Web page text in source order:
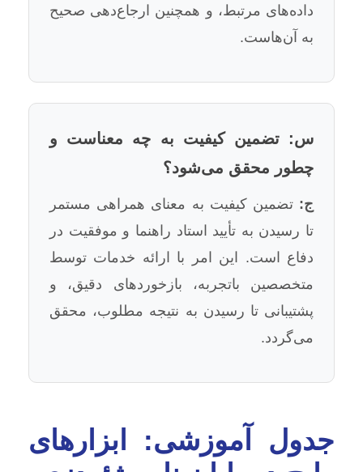
داده‌های مرتبط، و همچنین ارجاع‌دهی صحیح
به آن‌هاست.
س: تضمین کیفیت به چه معناست و
چطور محقق می‌شود؟
ج: تضمین کیفیت به معنای همراهی مستمر
تا رسیدن به تأیید استاد راهنما و موفقیت در
دفاع است. این امر با ارائه خدمات توسط
متخصصین باتجربه، بازخوردهای دقیق، و
پشتیبانی تا رسیدن به نتیجه مطلوب، محقق
می‌گردد.
جدول آموزشی: ابزارهای